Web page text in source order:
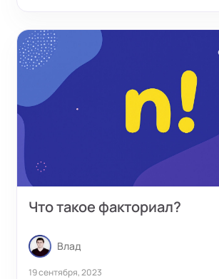
дискриминантом не обойтись ни на
на ОГЭ, ни на ЕГЭ, ни в задачах по
геометрии.
Что такое факториал?
Влад
19 сентября, 2023